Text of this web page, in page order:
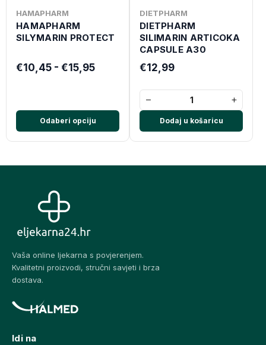
HAMAPHARM
HAMAPHARM
SILYMARIN PROTECT
€10,45 - €15,95
Odaberi opciju
DIETPHARM
DIETPHARM
SILIMARIN ARTICOKA
CAPSULE A30
€12,99
− +
Dodaj u košaricu
Vaša online ljekarna s povjerenjem.
Kvalitetni proizvodi, stručni savjeti i brza
dostava.
Idi na